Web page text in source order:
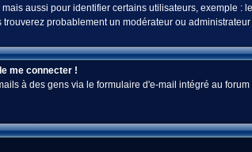
aussi pour identifier certains utilisateurs, exemple
probablement un modérateur ou
me connecter !
à des gens via le formulaire d'e-mail intégré au